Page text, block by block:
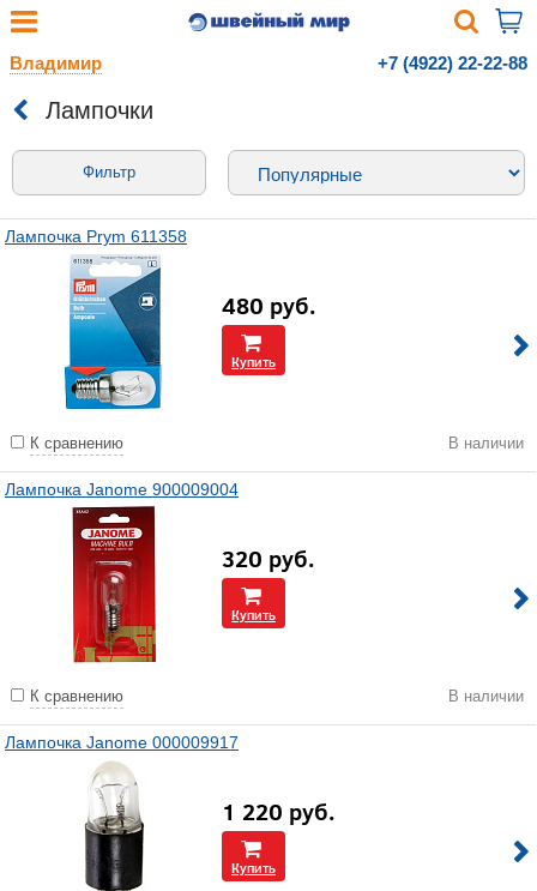
Владимир +7 (4922) 22-22-88
Лампочки
Фильтр
Лампочка Prym 611358
480 руб.
Купить
К сравнению В наличии
Лампочка Janome 900009004
320 руб.
Купить
К сравнению В наличии
Лампочка Janome 000009917
1 220 руб.
Купить